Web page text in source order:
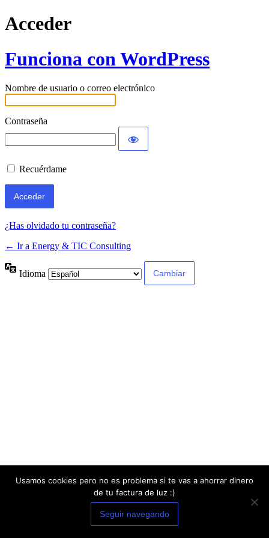
Acceder
Funciona con WordPress
Nombre de usuario o correo electrónico
Contraseña
Recuérdame
¿Has olvidado tu contraseña?
← Ir a Energy & TIC Consulting
Idioma
Usamos cookies pero no es problema si te vas a ahorrar dinero
de tu factura de luz :)
Seguir navegando